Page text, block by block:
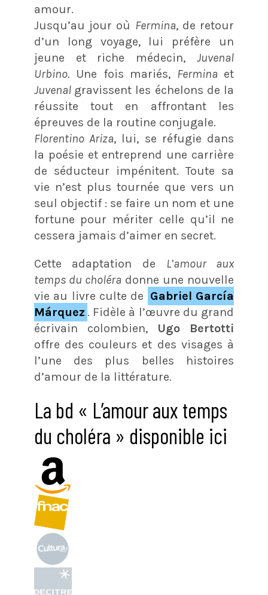
amour.
Jusqu’au jour où Fermina, de retour
d’un long voyage, lui préfère un
jeune et riche médecin,Juvenal
Urbino.Une fois mariés, Fermina et
Juvenal gravissent les échelons de la
réussite tout en affrontant les
épreuves de la routine conjugale.
Florentino Ariza, lui, se réfugie dans
la poésie et entreprend une carrière
de séducteur impénitent. Toute sa
vie n’est plus tournée que vers un
seul objectif : se faire un nom et une
fortune pour mériter celle qu’il ne
cessera jamais d’aimer en secret.
Cette adaptation de L’amour aux
temps du choléra donne une nouvelle
vie au livre culte de Gabriel García
Márquez . Fidèle à l’œuvre du grand
écrivain colombien, Ugo Bertotti
offre des couleurs et des visages à
l’une des plus belles histoires
d’amour de la littérature.
La bd « L’amour aux temps
du choléra » disponible ici